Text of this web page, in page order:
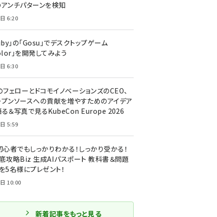
ンチパターンを検知
6:20
」の「Gosu」でデスクトップゲーム
」を開発してみよう
6:30
ェローとドコモイノベーションズのCEO、
ンソースへの貢献を増やすためのアイデア
る＆写真で見るKubeCon Europe 2026
5:59
者でもしっかりわかる！しっかり受かる！
攻略Biz 生成AIパスポート 教科書＆問題
5名様にプレゼント！
10:00
新着記事をもっと見る